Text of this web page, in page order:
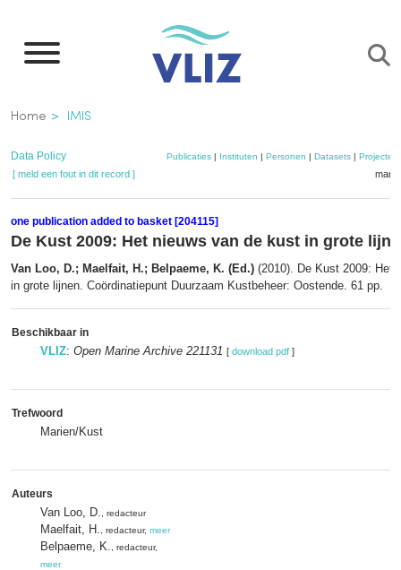
naar
inhoud
gaan
Kruimelpad
Home IMIS
Data Policy Publicaties| Instituten | Personen | Datasets| Projecten
[ meld een fout in dit record ]
one publication added to basket [204115]
De Kust 2009: Het nieuws van de kust in grote
Van Loo, D.; Maelfait, H.; Belpaeme, K. (Ed.) (2010). De Kust 2009: Het
in grote lijnen. Coördinatiepunt Duurzaam Kustbeheer: Oostende. 61 pp.
Beschikbaar in
VLIZ: Open Marine Archive 221131 [ download pdf ]
Trefwoord
Marien/Kust
Auteurs
Van Loo, D. , redacteur
Maelfait, H. , redacteur, meer
Belpaeme, K. , redacteur,
meer